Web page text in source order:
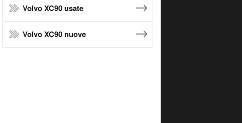
Volvo XC90 usate
Volvo XC90 nuove